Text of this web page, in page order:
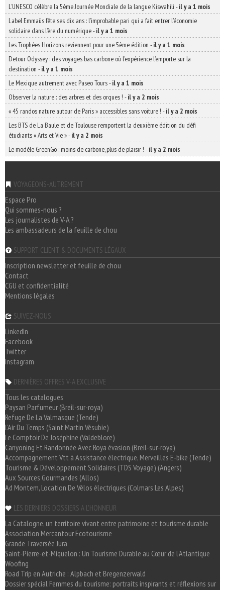
L’UNESCO célèbre la 5ème Journée Mondiale de la langue Kiswahili -il y a 1 mois
Label Emmaüs fête ses dix ans : l’improbable pari qui a fait entrer l’économie
solidaire dans l’ère du numérique-il y a 1 mois
Les Trophées Horizons reviennent pour une 5ème édition -il y a 1 mois
Detour Odyssey : des voyages bas carbone où l’expérience l’emporte sur la
destination -il y a 1 mois
Le Mexique autrement avec Paseo Tours-il y a 1 mois
Observer la nature : des arbres et des orques ! -il y a 2 mois
« 45 randos nature autour de Paris » accessibles sans voiture ! -il y a 2 mois
Les BTS de La Baule et de Toulouse remportent la deuxième édition du défi
étudiants « Arts et Vie »-il y a 2 mois
Le modèle GreenGo : moins de carbone, plus de plaisir ! -il y a 2 mois
VOYAGEONS-AUTREMENT
Espace Pro
Qui sommes-nous ?
Les journalistes de V-A ?
Les ambassadeurs de la feuille de chou
SUPPORT CLIENT & DOCUMENTS LÉGAUX
Inscription newsletter et feuille de chou
Contact
CGU et confidentialité
Mentions légales
SUIVEZ-NOUS
LinkedIn
Facebook
Twitter
Instagram
DERNIÈRES OFFRES V-A EXCLUSIVE
Tous les catalogues
Paysan Parfumeur (Breil-sur-roya)
Refuge De La Valmasque (Tende)
L'Air Du Temps (Saint Martin Vésubie)
Le Comptoir De Joséphine (Valdeblore)
Canyoning Et Randonnée Avec Roya évasion (Breil-sur-roya)
Accompagnement Vtt à Assistance électrique, Merveilles E-bike (Tende)
Tourisme & Développement Solidaires (TDS Voyage) (Angers)
Aux Sources Gourmandes (Allos)
Ad Montem, Location De Vélos électriques (Colmars Les Alpes)
LES DERNIERS DOSSIERS A L'HONNEUR
La Catalogne, un territoire vivant entre patrimoine et tourisme durable
Association Mercantour Ecotourisme
Grande Traversée Jura
Saint-Pierre-et-Miquelon : Un Tourisme Durable au Cœur de l'Atlantique
Woofing
Road Trip en Autriche : Alpbach et Bregenzerwald
Dossier spécial Femmes du tourisme: portraits inspirants et réflexions sur